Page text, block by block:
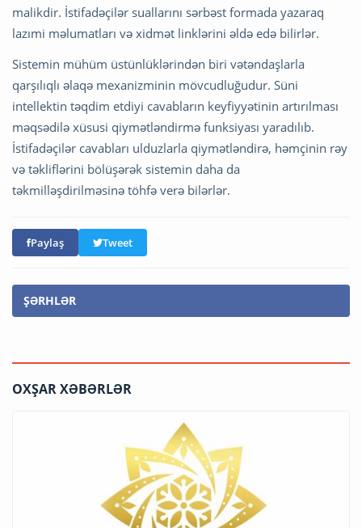
malikdir. İstifadəçilər suallarını sərbəst formada yazaraq
lazımi məlumatları və xidmət linklərini əldə edə bilirlər.
Sistemin mühüm üstünlüklərindən biri vətəndaşlarla
qarşılıqlı əlaqə mexanizminin mövcudluğudur. Süni
intellektin təqdim etdiyi cavabların keyfiyyətinin artırılması
məqsədilə xüsusi qiymətləndirmə funksiyası yaradılıb.
İstifadəçilər cavabları ulduzlarla qiymətləndirə, həmçinin rəy
və təkliflərini bölüşərək sistemin daha da
təkmilləşdirilməsinə töhfə verə bilərlər.
Paylaş Tweet
ŞƏRHLƏR
OXŞAR XƏBƏRLƏR